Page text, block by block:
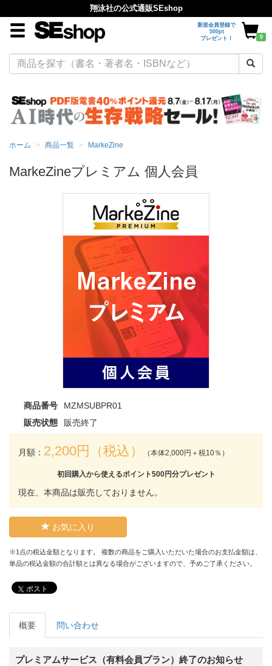
翔泳社の公式通販SEshop
新規会員登録で
500pt
プレゼント！
0
ホーム 商品一覧 MarkeZine
MarkeZineプレミアム 個人会員
商品番号
MZMSUBPR01
販売状態
販売終了
月額： 2,200円（税込） （本体2,000円＋税10％）
初回購入から使えるポイント500円分プレゼント
現在、本商品は販売しておりません。
お気に入り
※1点の税込金額となります。 複数の商品をご購入いただいた場合のお支払金額は、
単品の税込金額の合計額とは異なる場合がございますので、予めご了承ください。
ポスト
概要 問い合わせ
プレミアムサービス（有料会員プラン）終了のお知らせ